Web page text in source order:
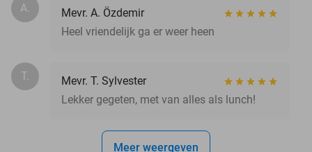
A.
Mevr. A. Özdemir
Heel vriendelijk ga er weer heen
T.
Mevr. T. Sylvester
Lekker gegeten, met van alles als lunch!
Meer weergeven